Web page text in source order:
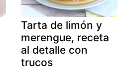
Tarta de limón y
merengue, receta
al detalle con
trucos